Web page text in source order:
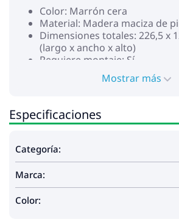
Color: Marrón cera
Material: Madera maciza de
Dimensiones totales: 226,5 x
(largo x ancho x alto)
Requiere montaje: Sí
Estructura de la cama:
Dimensiones totales: 203,5 x
Dimensiones de colchón
cm (ancho x largo) (colchón
Cabecero de librería:
Dimensiones: 126 x 23 x 110
profundo x alto)
Anchura de colchón adecuado:
Con compartimentos de
La entrega contiene:
Mostrar más
Especificaciones
Categoría:
Marca:
Color: